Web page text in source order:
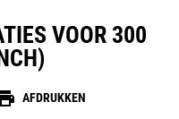
VOOR 300
AFDRUKKEN